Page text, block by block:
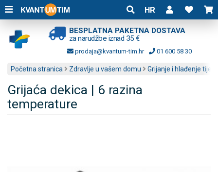
HR
BESPLATNA PAKETNA DOSTAVA
za narudžbe iznad 35 €
prodaja@kvantum-tim.hr 01 600 58 30
Početna stranica Zdravlje u vašem domu Grijanje i hlađenje tijela
Grijaća dekica | 6 razina
temperature